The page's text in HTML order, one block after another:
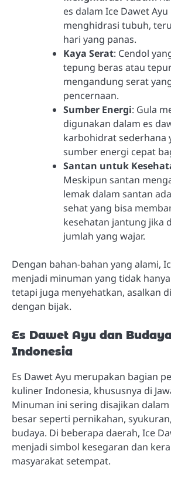
es dalam Ice Dawet
menghidrasi tubuh,
hari yang panas.
Kaya Serat: Cendol
tepung beras atau
mengandung serat
pencernaan.
Sumber Energi: Gula
digunakan dalam es
karbohidrat sederhana
sumber energi cepat
Santan untuk
Meskipun santan
lemak dalam santan
sehat yang bisa
kesehatan jantung jika
jumlah yang wajar.
Dengan bahan-bahan yang alami,
menjadi minuman yang tidak
tetapi juga menyehatkan, asalkan
dengan bijak.
Es Dawet Ayu dan
Indonesia
Es Dawet Ayu merupakan bagian
kuliner Indonesia, khususnya di
Minuman ini sering disajikan dalam
besar seperti pernikahan,
budaya. Di beberapa daerah, Ice
menjadi simbol kesegaran dan
masyarakat setempat.